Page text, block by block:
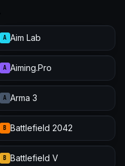
A Aim Lab
A Aiming.Pro
A Arma 3
B Battlefield 2042
B Battlefield V